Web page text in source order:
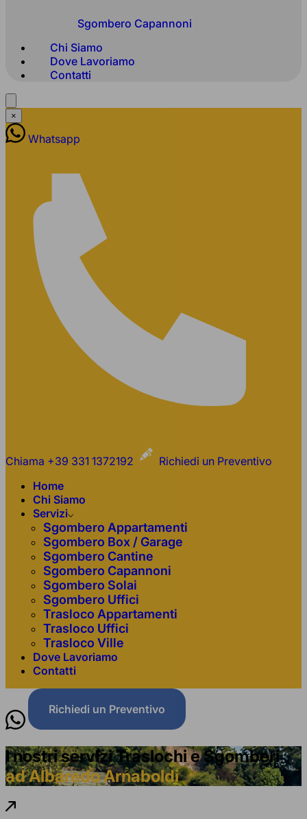
Sgombero Capannoni
Chi Siamo
Dove Lavoriamo
Contatti
×
Whatsapp
Chiama +39 331 1372192
Richiedi un Preventivo
Home
Chi Siamo
Servizi
Sgombero Appartamenti
Sgombero Box / Garage
Sgombero Cantine
Sgombero Capannoni
Sgombero Solai
Sgombero Uffici
Trasloco Appartamenti
Trasloco Uffici
Trasloco Ville
Dove Lavoriamo
Contatti
Richiedi un Preventivo
I nostri servizi Traslochi e Sgomberi
ad Albaredo Arnaboldi